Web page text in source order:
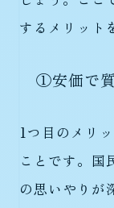
するメリット
①安価で
1つ目のメリ
ことです。国
の思いやりが